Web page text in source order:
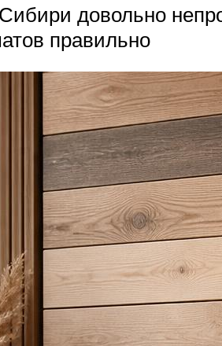
довольно
правильно